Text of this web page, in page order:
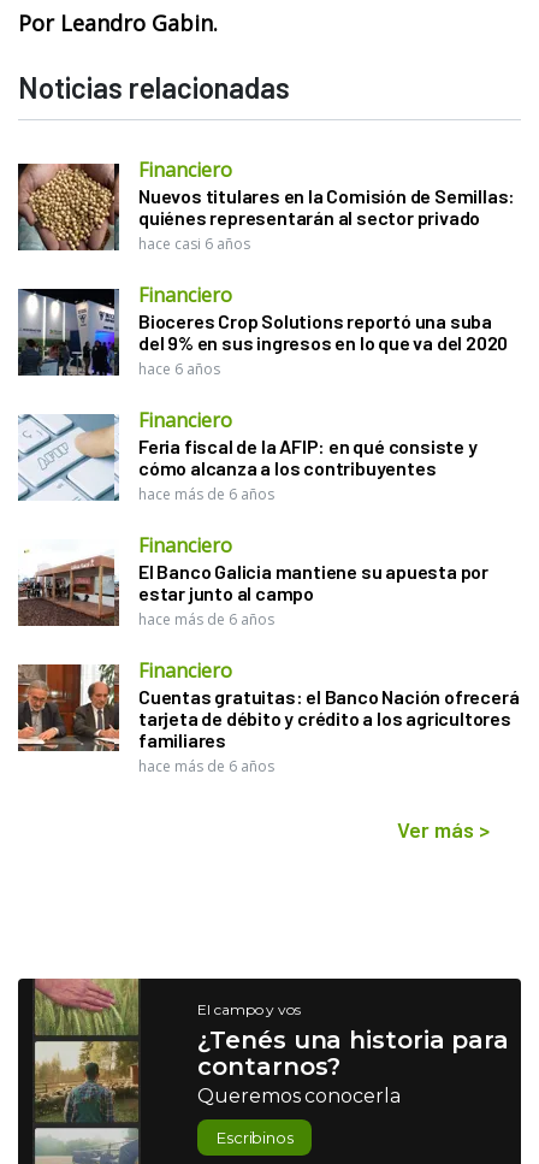
Por Leandro Gabin.
Noticias relacionadas
Financiero
Nuevos titulares en la Comisión de Semillas:
quiénes representarán al sector privado
hace casi 6 años
Financiero
Bioceres Crop Solutions reportó una suba
del 9% en sus ingresos en lo que va del 2020
hace 6 años
Financiero
Feria fiscal de la AFIP: en qué consiste y
cómo alcanza a los contribuyentes
hace más de 6 años
Financiero
El Banco Galicia mantiene su apuesta por
estar junto al campo
hace más de 6 años
Financiero
Cuentas gratuitas: el Banco Nación ofrecerá
tarjeta de débito y crédito a los agricultores
familiares
hace más de 6 años
Ver más >
El campo y vos
¿Tenés una historia para
contarnos?
Queremos conocerla
Escribinos